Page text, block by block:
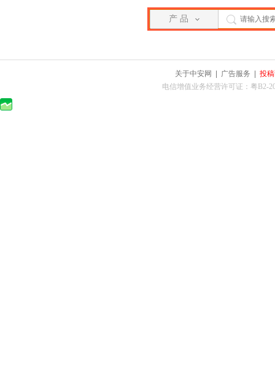
产 品
关于中安网 广告服务
投
电信增值业务经营许可证：粤